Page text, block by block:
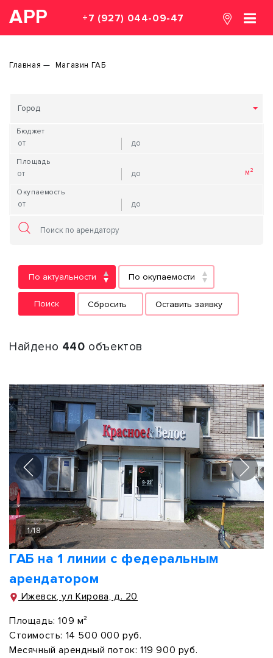
АРР +7 (927) 044-09-47
Главная Магазин ГАБ
Город
Бюджет
Площадь
Окупаемость
По актуальности По окупаемости
Поиск Сбросить Оставить заявку
Найдено 440 объектов
1/18
ГАБ на 1 линии с федеральным
арендатором
Ижевск, ул Кирова, д. 20
Площадь: 109 м²
Стоимость: 14 500 000 руб.
Месячный арендный поток: 119 900 руб.